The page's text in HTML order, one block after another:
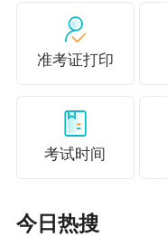
准考证打印
考试时间
今日热搜